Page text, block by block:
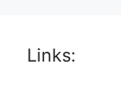
Links: